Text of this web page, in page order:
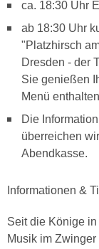
ca. 18:30 Uhr
ab 18:30 Uhr
"Platzhirsch
Dresden - der
Sie genießen
Menü
Die
überreichen
Abendkasse.
Informationen &
Seit die Könige
Musik im